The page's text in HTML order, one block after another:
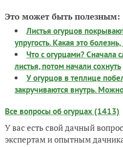
Это может быть полезным:
Листья огурцов
упругость. Какая это
Что с огурцами?
листья, потом начали сохнуть
У огурцов в теплице
закручиваются внутрь.
Все вопросы об огурцах (1413)
У вас есть свой дачный
экспертам и опытным